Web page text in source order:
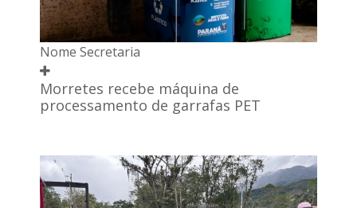
Nome Secretaria
Morretes recebe máquina de
processamento de garrafas PET